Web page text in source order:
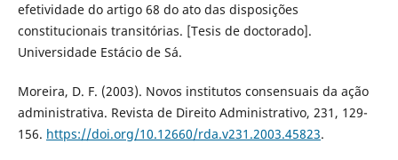
efetividade do artigo 68 do ato das disposições
constitucionais transitórias. [Tesis de doctorado].
Universidade Estácio de Sá.
Moreira, D. F. (2003). Novos institutos consensuais da ação
administrativa. Revista de Direito Administrativo, 231, 129-
156. https://doi.org/10.12660/rda.v231.2003.45823.